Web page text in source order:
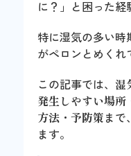
に？」と困った経
特に湿気の多い
がペロンとめくれ
この記事では、湿
発生しやすい場
方法・予防策まで
ます。